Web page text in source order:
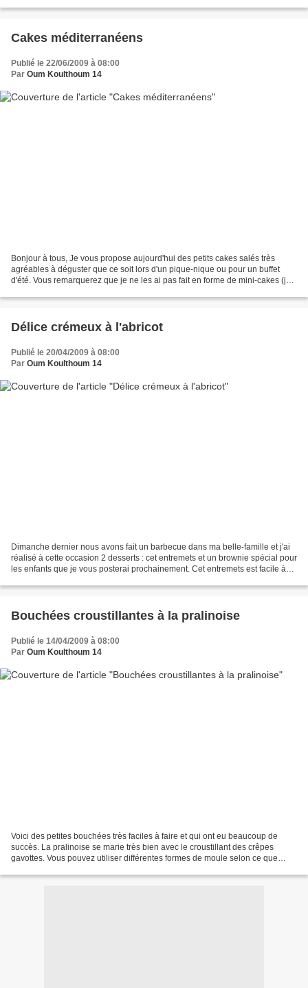
Cakes méditerranéens
Publié le 22/06/2009 à 08:00
Par Oum Koulthoum 14
Bonjour à tous, Je vous propose aujourd'hui des petits cakes salés très
agréables à déguster que ce soit lors d'un pique-nique ou pour un buffet
d'été. Vous remarquerez que je ne les ai pas fait en forme de mini-cakes (je
Délice crémeux à l'abricot
Publié le 20/04/2009 à 08:00
Par Oum Koulthoum 14
Dimanche dernier nous avons fait un barbecue dans ma belle-famille et j'ai
réalisé à cette occasion 2 desserts : cet entremets et un brownie spécial pour
les enfants que je vous posterai prochainement. Cet entremets est facile à
Bouchées croustillantes à la pralinoise
Publié le 14/04/2009 à 08:00
Par Oum Koulthoum 14
Voici des petites bouchées très faciles à faire et qui ont eu beaucoup de
succès. La pralinoise se marie très bien avec le croustillant des crêpes
gavottes. Vous pouvez utiliser différentes formes de moule selon ce que